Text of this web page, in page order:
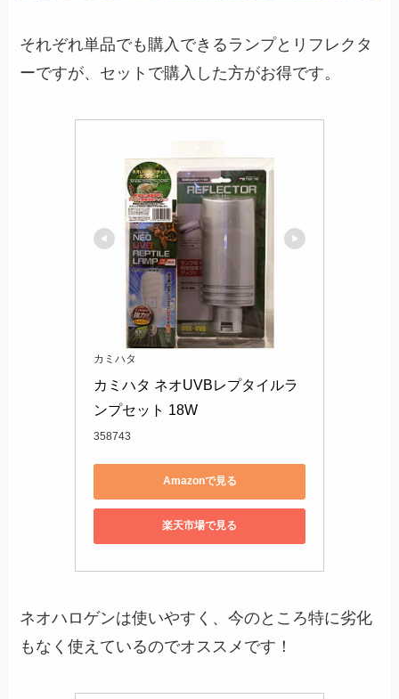
それぞれ単品でも購入できるランプとリフレクタ
ーですが、セットで購入した方がお得です。
カミハタ
カミハタ ネオUVBレプタイルラ
ンプセット 18W
358743
Amazonで見る
楽天市場で見る
ネオハロゲンは使いやすく、今のところ特に劣化
もなく使えているのでオススメです！